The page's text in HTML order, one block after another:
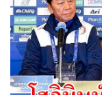
แต่ยังทำอะไรไม่เป็
ไปแบบไรสกอร์ 0-0
ครึ่งเวลาหลัง บุรี
เขี่ยบอล และความ